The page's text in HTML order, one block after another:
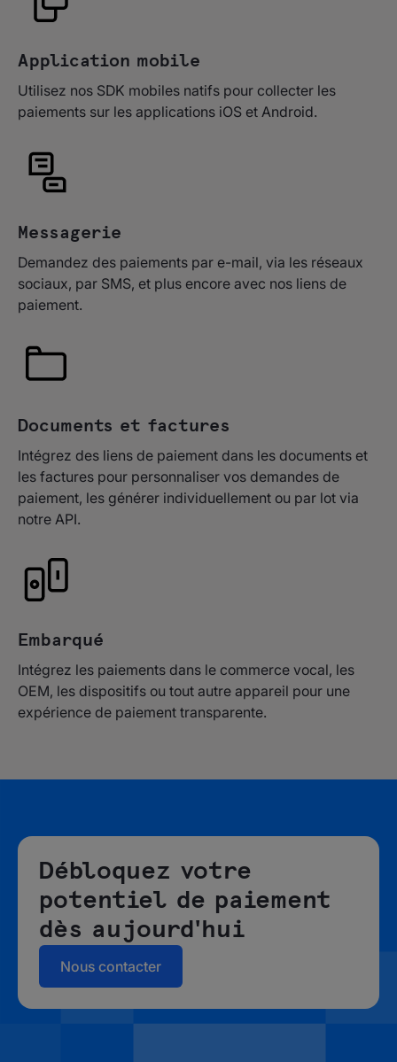
Application mobile
Utilisez nos SDK mobiles natifs pour collecter les
paiements sur les applications iOS et Android.
Messagerie
Demandez des paiements par e-mail, via les réseaux
sociaux, par SMS, et plus encore avec nos liens de
paiement.
Documents et factures
Intégrez des liens de paiement dans les documents et
les factures pour personnaliser vos demandes de
paiement, les générer individuellement ou par lot via
notre API.
Embarqué
Intégrez les paiements dans le commerce vocal, les
OEM, les dispositifs ou tout autre appareil pour une
expérience de paiement transparente.
Débloquez votre
potentiel de paiement
dès aujourd'hui
Nous contacter